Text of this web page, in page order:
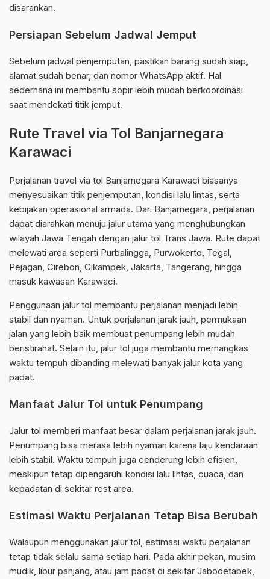
disarankan.
Persiapan Sebelum Jadwal Jemput
Sebelum jadwal penjemputan, pastikan barang sudah siap,
alamat sudah benar, dan nomor WhatsApp aktif. Hal
sederhana ini membantu sopir lebih mudah berkoordinasi
saat mendekati titik jemput.
Rute Travel via Tol Banjarnegara
Karawaci
Perjalanan travel via tol Banjarnegara Karawaci biasanya
menyesuaikan titik penjemputan, kondisi lalu lintas, serta
kebijakan operasional armada. Dari Banjarnegara, perjalanan
dapat diarahkan menuju jalur utama yang menghubungkan
wilayah Jawa Tengah dengan jalur tol Trans Jawa. Rute dapat
melewati area seperti Purbalingga, Purwokerto, Tegal,
Pejagan, Cirebon, Cikampek, Jakarta, Tangerang, hingga
masuk kawasan Karawaci.
Penggunaan jalur tol membantu perjalanan menjadi lebih
stabil dan nyaman. Untuk perjalanan jarak jauh, permukaan
jalan yang lebih baik membuat penumpang lebih mudah
beristirahat. Selain itu, jalur tol juga membantu memangkas
waktu tempuh dibanding melewati banyak jalur kota yang
padat.
Manfaat Jalur Tol untuk Penumpang
Jalur tol memberi manfaat besar dalam perjalanan jarak jauh.
Penumpang bisa merasa lebih nyaman karena laju kendaraan
lebih stabil. Waktu tempuh juga cenderung lebih efisien,
meskipun tetap dipengaruhi kondisi lalu lintas, cuaca, dan
kepadatan di sekitar rest area.
Estimasi Waktu Perjalanan Tetap Bisa Berubah
Walaupun menggunakan jalur tol, estimasi waktu perjalanan
tetap tidak selalu sama setiap hari. Pada akhir pekan, musim
mudik, libur panjang, atau jam padat di sekitar Jabodetabek,